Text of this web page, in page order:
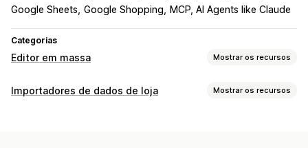
Google Sheets Google Shopping MCP, AI Agents like Claude
Categorias
Editor em massa Mostrar os recursos
Recursos editáveis
Importadores de dados de loja Mostrar os recursos